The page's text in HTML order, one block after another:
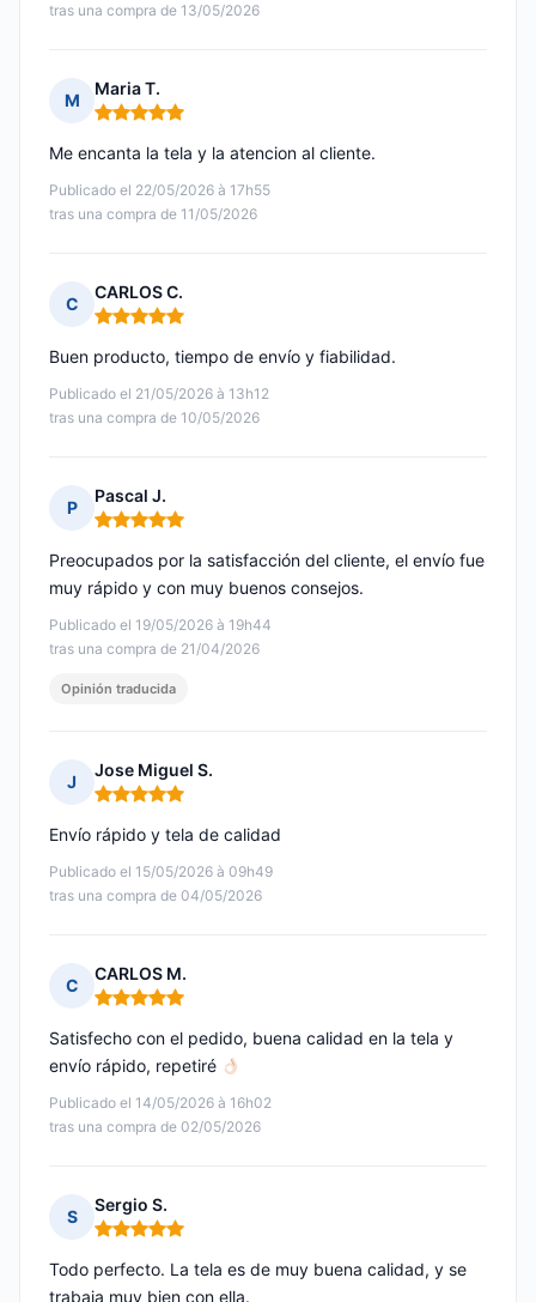
tras una compra de 13/05/2026
M
Maria T.
Nota: 5 de 5
Publicado el 22/05/2026 à 17h55
tras una compra de 11/05/2026
Me encanta la tela y la atencion al cliente.
C
CARLOS C.
Nota: 5 de 5
Publicado el 21/05/2026 à 13h12
tras una compra de 10/05/2026
Buen producto, tiempo de envío y fiabilidad.
P
Pascal J.
Nota: 5 de 5
Publicado el 19/05/2026 à 19h44
tras una compra de 21/04/2026
Preocupados por la satisfacción del cliente, el envío fue
muy rápido y con muy buenos consejos.
Opinión traducida
J
Jose Miguel S.
Nota: 5 de 5
Publicado el 15/05/2026 à 09h49
tras una compra de 04/05/2026
Envío rápido y tela de calidad
C
CARLOS M.
Nota: 5 de 5
Publicado el 14/05/2026 à 16h02
tras una compra de 02/05/2026
Satisfecho con el pedido, buena calidad en la tela y
envío rápido, repetiré
S
Sergio S.
Nota: 5 de 5
Todo perfecto. La tela es de muy buena calidad, y se
trabaja muy bien con ella.